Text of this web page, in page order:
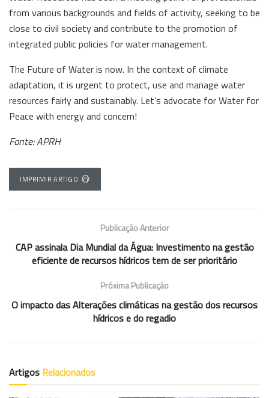
from various backgrounds and fields of activity, seeking to be
close to civil society and contribute to the promotion of
integrated public policies for water management.
The Future of Water is now. In the context of climate
adaptation, it is urgent to protect, use and manage water
resources fairly and sustainably. Let’s advocate for Water for
Peace with energy and concern!
Fonte: APRH
IMPRIMIR ARTIGO
Publicação Anterior
CAP assinala Dia Mundial da Água: Investimento na gestão
eficiente de recursos hídricos tem de ser prioritário
Próxima Publicação
O impacto das Alterações climáticas na gestão dos recursos
hídricos e do regadio
Artigos Relacionados